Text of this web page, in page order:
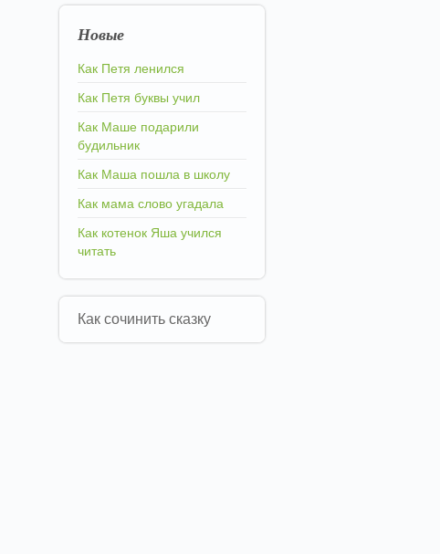
Новые
Как Петя ленился
Как Петя буквы учил
Как Маше подарили
будильник
Как Маша пошла в школу
Как мама слово угадала
Как котенок Яша учился
читать
Как сочинить сказку